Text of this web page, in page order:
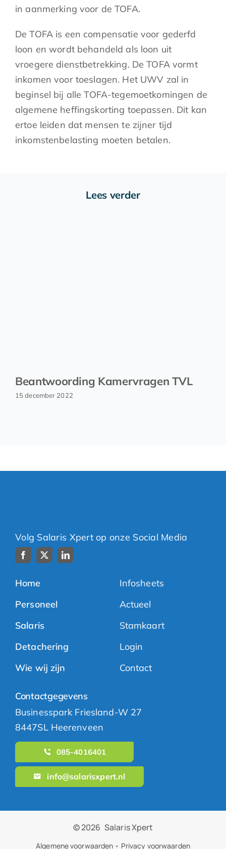
in aanmerking voor de TOFA.
De TOFA is een compensatie voor gederfd
loon en wordt behandeld als loon uit
vroegere dienstbetrekking. De TOFA vormt
inkomen voor toeslagen. Het UWV zal in
beginsel bij alle TOFA-tegemoetkomingen de
algemene heffingskorting toepassen. Dit kan
ertoe leiden dat mensen te zijner tijd
inkomstenbelasting moeten betalen.
Lees verder
Beantwoording Kamervragen TVL
15 december 2022
Volg Salaris Xpert op onze Social Media
Home
Personeel
Salaris
Detachering
Wie wij zijn
Infosheets
Actueel
Stamkaart
Login
Contact
Contactgegevens
Businesspark Friesland-W 27
8447SL Heerenveen
085-4016401
info@salarisxpert.nl
© 2026 Salaris Xpert
Algemene voorwaarden • Privacy voorwaarden